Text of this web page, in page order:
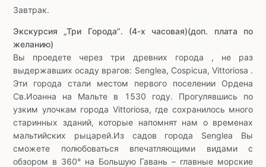
Завтрак.
Экскурсия „Три Города”. (4-х часовая)(доп. плата по
желанию)
Вы проедете через три древних города , не раз
выдержавших осаду врагов: Senglea, Cospicua, Vittoriosa .
Эти города стали местом первого поселении Ордена
Св.Иоанна на Мальте в 1530 году. Прогулявшись по
узким улочкам города Vittoriosa, где сохранилось много
старинных зданий, которые напомнят нам о временах
мальтийских рыцарей.Из садов города Senglea Вы
сможете полюбоваться впечатляющими видами с
обзором в 360° на Большую Гавань – главные морские